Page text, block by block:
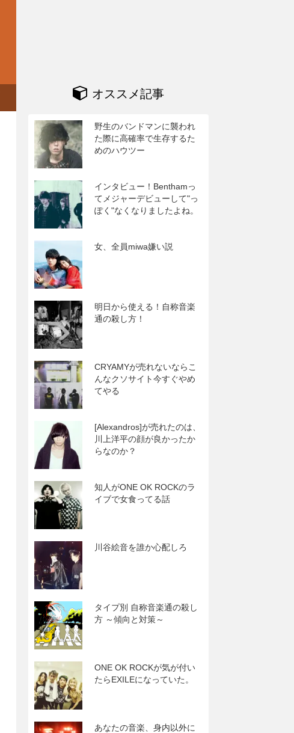
オススメ記事
野生のバンドマンに襲われ
た際に高確率で生存するた
めのハウツー
インタビュー！Benthamっ
てメジャーデビューして"っ
ぽく"なくなりましたよね。
女、全員miwa嫌い説
明日から使える！自称音楽
通の殺し方！
CRYAMYが売れないならこ
んなクソサイト今すぐやめ
てやる
[Alexandros]が売れたのは、
川上洋平の顔が良かったか
らなのか？
知人がONE OK ROCKのラ
イブで女食ってる話
川谷絵音を誰か心配しろ
タイプ別 自称音楽通の殺し
方 ～傾向と対策～
ONE OK ROCKが気が付い
たらEXILEになっていた。
あなたの音楽、身内以外に